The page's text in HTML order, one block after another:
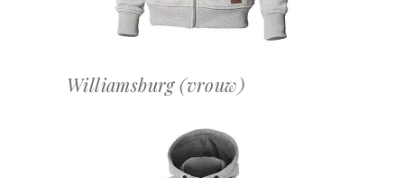
Williamsburg (vrouw)